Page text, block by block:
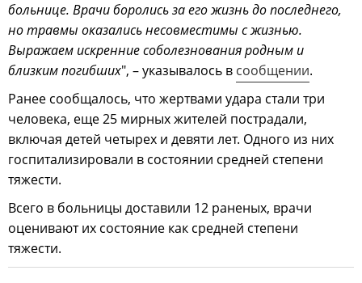
больнице. Врачи боролись за его жизнь до последнего,
но травмы оказались несовместимы с жизнью.
Выражаем искренние соболезнования родным и
близким погибших", – указывалось в сообщении.
Ранее сообщалось, что жертвами удара стали три
человека, еще 25 мирных жителей пострадали,
включая детей четырех и девяти лет. Одного из них
госпитализировали в состоянии средней степени
тяжести.
Всего в больницы доставили 12 раненых, врачи
оценивают их состояние как средней степени
тяжести.